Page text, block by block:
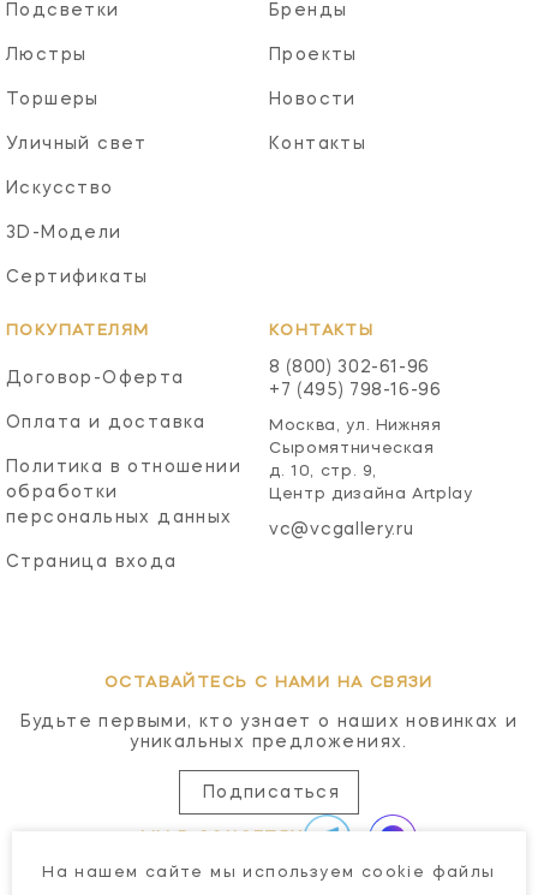
Подсветки
Люстры
Торшеры
Уличный свет
Искусство
3D-Модели
Сертификаты
Бренды
Проекты
Новости
Контакты
ПОКУПАТЕЛЯМ
Договор-Оферта
Оплата и доставка
Политика в отношении
обработки
персональных данных
Страница входа
КОНТАКТЫ
8 (800) 302-61-96
+7 (495) 798-16-96
Москва, ул. Нижняя
Сыромятническая
д. 10, стр. 9,
Центр дизайна Artplay
vc@vcgallery.ru
ОСТАВАЙТЕСЬ С НАМИ НА СВЯЗИ
Будьте первыми, кто узнает о наших новинках и
уникальных предложениях.
Подписаться
На нашем сайте мы используем cookie файлы